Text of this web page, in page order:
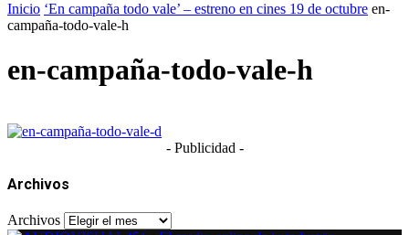
Inicio ‘En campaña todo vale’ – estreno en cines 19 de octubre en-
campaña-todo-vale-h
en-campaña-todo-vale-h
- Publicidad -
Archivos
Archivos